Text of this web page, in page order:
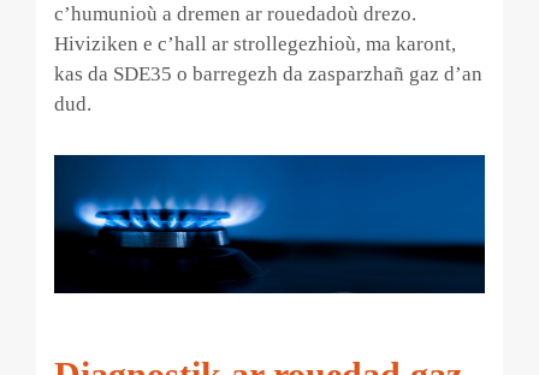
c’humunioù a dremen ar rouedadoù drezo.
Hiviziken e c’hall ar strollegezhioù, ma karont,
kas da SDE35 o barregezh da zasparzhañ gaz d’an
dud.